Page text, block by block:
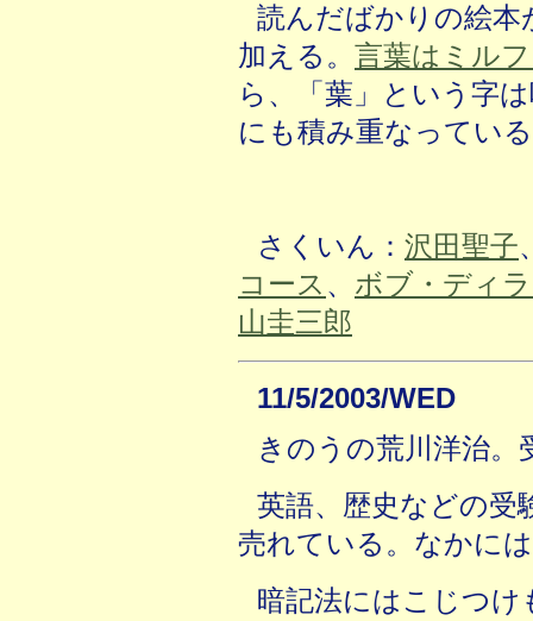
読んだばかりの絵本
加える。 言葉はミル
ら、「葉」という字
にも積み重なってい
さくいん： 沢田聖子
コース 、 ボブ・ディ
山圭三郎
11/5/2003/WED
きのうの荒川洋治。
英語、歴史などの受
売れている。なかに
暗記法にはこじつ